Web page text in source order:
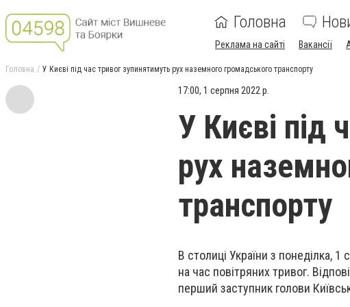
Головна
Реклама на сайті Вакансії
Головна У Києві під час тривог зупинятимуть рух наземного громадського транспорту
17:00, 1 серпня 2022 р.
У Києві під
рух
транспорту
В столиці України з понеділка,
на час повітряних тривог.
перший заступник голови